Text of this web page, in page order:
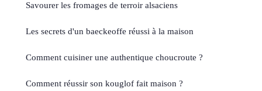
Savourer les fromages de terroir alsaciens
Les secrets d'un baeckeoffe réussi à la maison
Comment cuisiner une authentique choucroute ?
Comment réussir son kouglof fait maison ?